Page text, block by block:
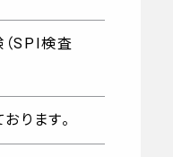
SPI検査
ります。